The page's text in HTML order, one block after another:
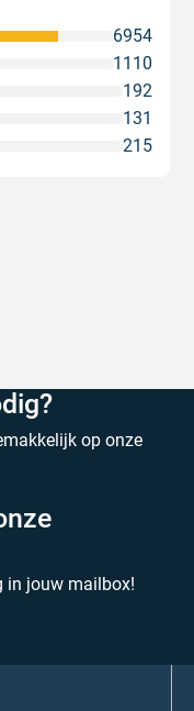
215
131
192
1110
6954
op onze
in jouw mailbox!